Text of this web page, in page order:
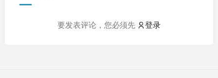
要发表评论，您必须先 登录